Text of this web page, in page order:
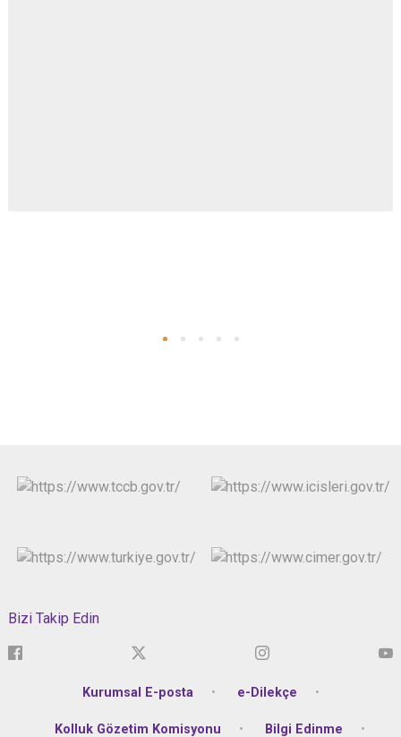
Bizi Takip Edin
Kurumsal E-posta e-Dilekçe
Kolluk Gözetim Komisyonu Bilgi Edinme